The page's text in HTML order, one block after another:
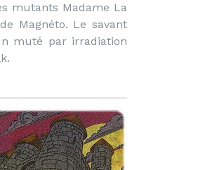
mutants Madame La
Magnéto. Le savant
muté par irradiation